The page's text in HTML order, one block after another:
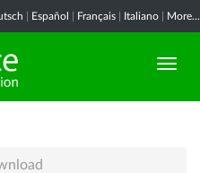
Español Français Italiano More...